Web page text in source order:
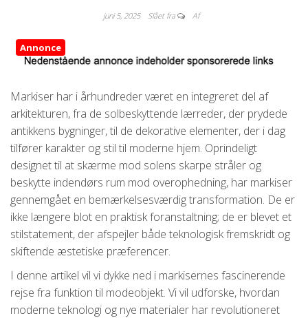
juni 5, 2025 Slået fra Af
Annonce
Markiser har i århundreder været en integreret del af
arkitekturen, fra de solbeskyttende lærreder, der prydede
antikkens bygninger, til de dekorative elementer, der i dag
tilfører karakter og stil til moderne hjem. Oprindeligt
designet til at skærme mod solens skarpe stråler og
beskytte indendørs rum mod overophedning, har markiser
gennemgået en bemærkelsesværdig transformation. De er
ikke længere blot en praktisk foranstaltning; de er blevet et
stilstatement, der afspejler både teknologisk fremskridt og
skiftende æstetiske præferencer.
I denne artikel vil vi dykke ned i markisernes fascinerende
rejse fra funktion til modeobjekt. Vi vil udforske, hvordan
moderne teknologi og nye materialer har revolutioneret